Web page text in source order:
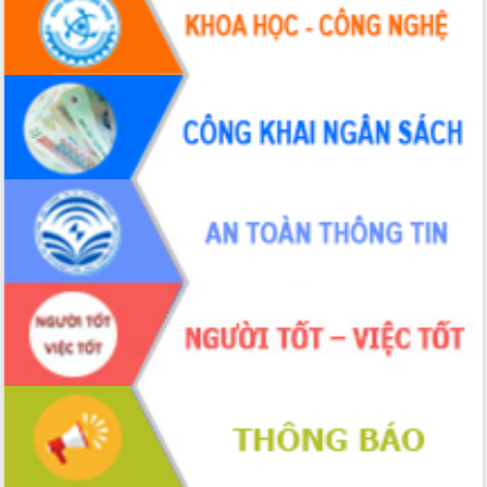
UBND tỉnh họp báo định kỳ tháng 4
năm 2026
Hội thảo khoa học “Giải pháp thúc đẩy
phát triển nền kinh tế xanh tại tỉnh
Đắk Lắk”
Tăng cường giám sát, đôn đốc thực
hiện nhiệm vụ quản lý tài sản công
hàng tuần
Tháo gỡ những vướng mắc, đẩy mạnh
công tác cải cách thủ tục hành chính
tại Trung tâm Phục vụ hành chính
công tỉnh
Đắk Lắk: Tôn vinh 46 giải pháp tại Hội
thi Sáng tạo Kỹ thuật 2024 - 2025
Đắk Lắk rà soát, điều chỉnh Đề án 190
về phát triển nuôi trồng thủy sản
Phó Chủ tịch UBND tỉnh Đắk Lắk
Trương Công Thái kiểm tra thực địa
Dự án cao tốc Khánh Hòa - Buôn Ma
Thuột